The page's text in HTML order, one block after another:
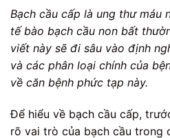
Bạch cầu cấp là ung thư máu
tế bào bạch cầu non bất
viết này sẽ đi sâu vào định
và các phân loại chính của
về căn bệnh phức tạp này.
Để hiểu về bạch cầu cấp,
rõ vai trò của bạch cầu trong